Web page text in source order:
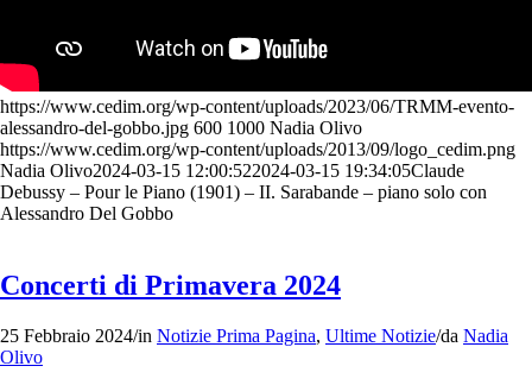
https://www.cedim.org/wp-content/uploads/2023/06/TRMM-evento-
alessandro-del-gobbo.jpg 600 1000 Nadia Olivo
https://www.cedim.org/wp-content/uploads/2013/09/logo_cedim.png
Nadia Olivo2024-03-15 12:00:522024-03-15 19:34:05Claude
Debussy – Pour le Piano (1901) – II. Sarabande – piano solo con
Alessandro Del Gobbo
Concerti di Primavera 2024
25 Febbraio 2024/in Notizie Prima Pagina, Ultime Notizie/da Nadia
Olivo